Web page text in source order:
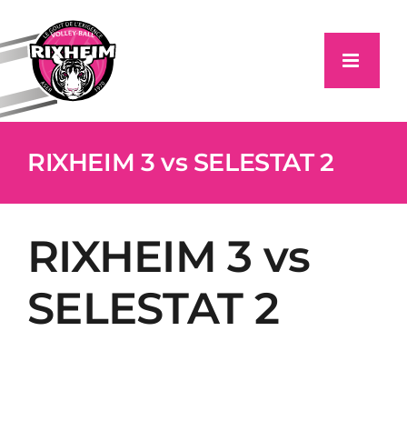
contenu
RIXHEIM 3 vs SELESTAT 2
RIXHEIM 3 vs
SELESTAT 2